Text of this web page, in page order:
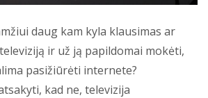
daug kam kyla klausimas ar
ir už ją papildomai mokėti,
pasižiūrėti internete?
kad ne, televizija